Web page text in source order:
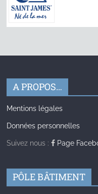
A PROPOS…
Mentions légales
Données personnelles
Suivez nous : Page
PÔLE BÂTIMENT